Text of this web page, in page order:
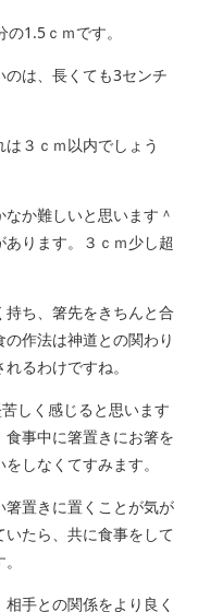
1.5ｃｍです。
は、長くても3センチ
３ｃｍ以内でしょう
か難しいと思います＾
ります。３ｃｍ少し超
ち、箸先をきちんと合
作法は神道との関わり
るわけですね。
しく感じると思います
事中に箸置きにお箸を
しなくてすみます。
置きに置くことが気が
たら、共に食事をして
手との関係をより良く